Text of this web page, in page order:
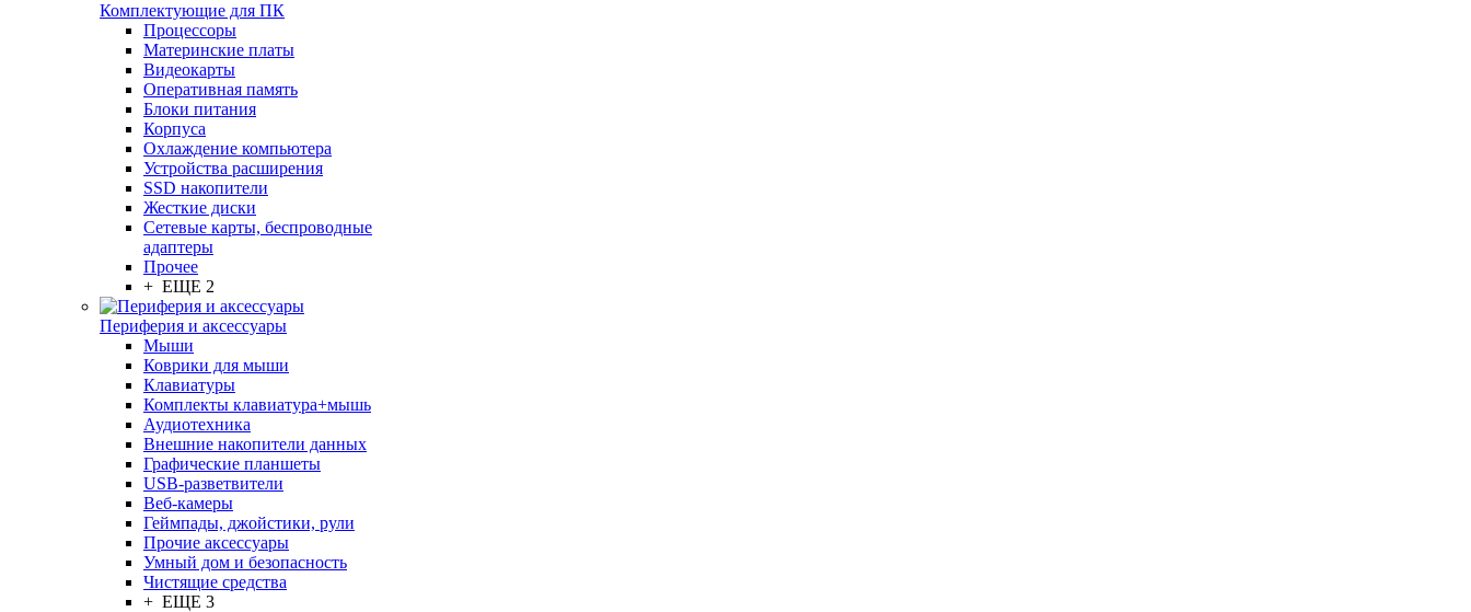
Комплектующие для ПК
Процессоры
Материнские платы
Видеокарты
Оперативная память
Блоки питания
Корпуса
Охлаждение компьютера
Устройства расширения
SSD накопители
Жесткие диски
Сетевые карты, беспроводные
адаптеры
Прочее
+ ЕЩЕ 2
Периферия и аксессуары
Мыши
Коврики для мыши
Клавиатуры
Комплекты клавиатура+мышь
Аудиотехника
Внешние накопители данных
Графические планшеты
USB-разветвители
Веб-камеры
Геймпады, джойстики, рули
Прочие аксессуары
Умный дом и безопасность
Чистящие средства
+ ЕЩЕ 3